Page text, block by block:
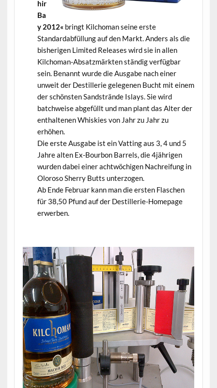
hir
Ba
y 2012«bringt Kilchoman seine erste
Standardabfüllung auf den Markt. Anders als die
bisherigen Limited Releases wird sie in allen
Kilchoman-Absatzmärkten ständig verfügbar
sein. Benannt wurde die Ausgabe nach einer
unweit der Destillerie gelegenen Bucht mit einem
der schönsten Sandstrände Islays. Sie wird
batchweise abgefüllt und man plant das Alter der
enthaltenen Whiskies von Jahr zu Jahr zu
erhöhen.
Die erste Ausgabe ist ein Vatting aus 3, 4 und 5
Jahre alten Ex-Bourbon Barrels, die 4jährigen
wurden dabei einer achtwöchigen Nachreifung in
Oloroso Sherry Butts unterzogen.
Ab Ende Februar kann man die ersten Flaschen
für 38,50 Pfund auf der Destillerie-Homepage
erwerben.